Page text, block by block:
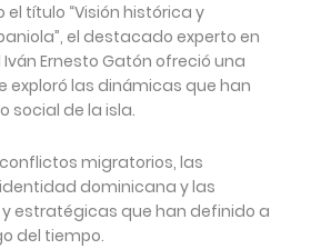
el título “Visión histórica y
el destacado experto en
Ernesto Gatón ofreció una
exploró las dinámicas que han
social de la isla.
migratorios, las
dominicana y las
estratégicas que han definido a
del tiempo.